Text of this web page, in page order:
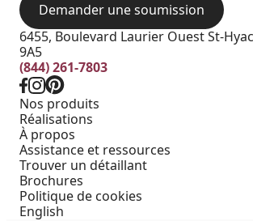
Demander une soumission
6455, Boulevard Laurier Ouest St-
9A5
(844) 261-7803
Nos produits
Réalisations
À propos
Assistance et ressources
Trouver un détaillant
Brochures
Politique de cookies
English